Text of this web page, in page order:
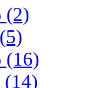
(2)
(16)
(14)